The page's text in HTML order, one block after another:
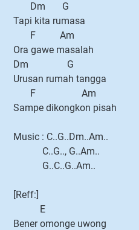
Dm G
Tapi kita rumasa
F Am
Ora gawe masalah
Dm G
Urusan rumah tangga
F Am
Sampe dikongkon pisah
Music : C..G..Dm..Am..
C..G.., G..Am..
G..C..G..Am..
[Reff:]
E
Bener omonge uwong